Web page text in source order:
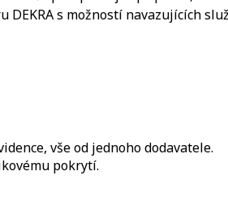
s možností navazujících
vše od jednoho dodavatele.
pokrytí.